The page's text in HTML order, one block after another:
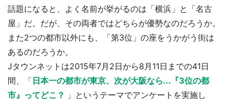
話題になると、よく名前が挙がるのは「横浜」と「名古
屋」だ。だが、その両者ではどちらが優勢なのだろうか。
また2つの都市以外にも、「第3位」の座をうかがう街は
あるのだろうか。
Jタウンネットは2015年7月2日から8月11日までの41日
間、「 日本一の都市が東京、次が大阪なら...『3位の都
市』ってどこ？ 」というテーマでアンケートを実施し